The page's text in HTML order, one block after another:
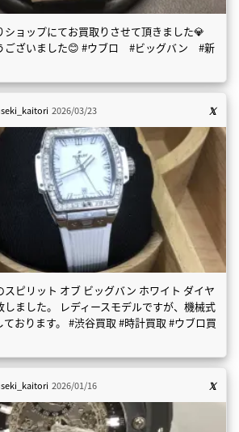
ョップにてお買取りさせて頂きました💎
ございました😊 #ウブロ #ビッグバン #新
2026/03/23
ピリット オブ ビッグバン ホワイト ダイヤ
ました。 レディースモデルですが、機械式
おります。 #渋谷買取 #時計買取 #ウブロ買
2026/01/16